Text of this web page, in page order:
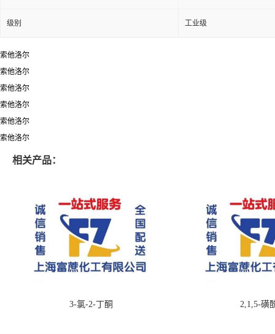
级别 工业级
索他洛尔
索他洛尔
索他洛尔
索他洛尔
索他洛尔
索他洛尔
相关产品：
3-氯-2-丁酮 2,1,5-磺